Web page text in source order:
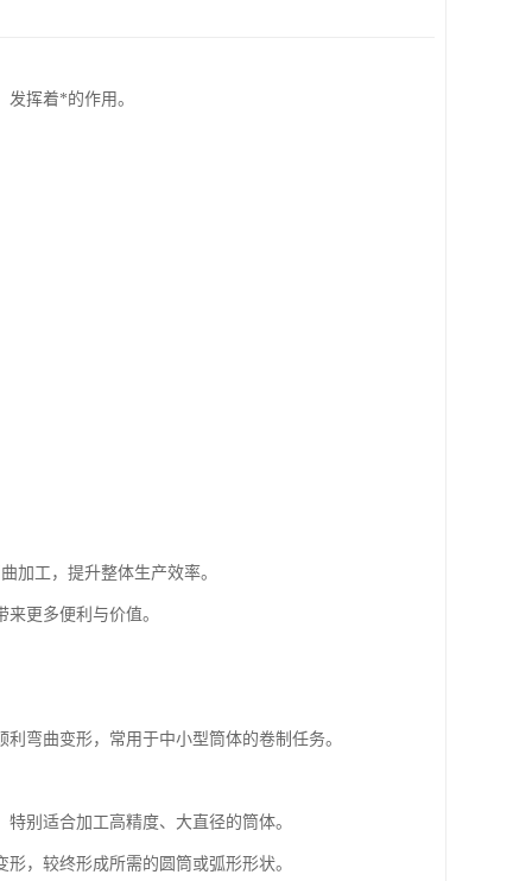
挥着*的作用。
加工，提升整体生产效率。
更多便利与价值。
弯曲变形，常用于中小型筒体的卷制任务。
别适合加工高精度、大直径的筒体。
，较终形成所需的圆筒或弧形形状。